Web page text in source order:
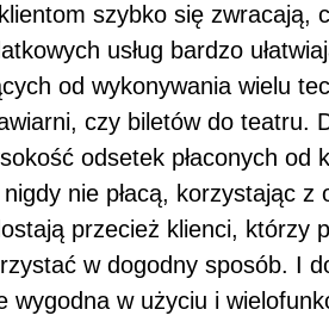
szybko się zwracają,
usług bardzo
od wykonywania wielu
czy biletów do teatru.
odsetek płaconych od
nie płacą, korzystając z
przecież klienci, którzy
w dogodny sposób. I
wygodna w użyciu i